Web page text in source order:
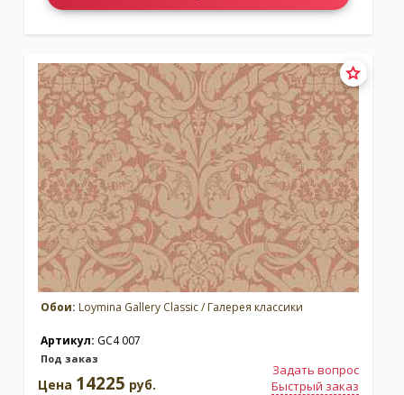
Обои: Loymina Gallery Classic / Галерея классики
Артикул: GC4 007
Под заказ
Задать вопрос
Быстрый заказ
Цена 14225 руб.